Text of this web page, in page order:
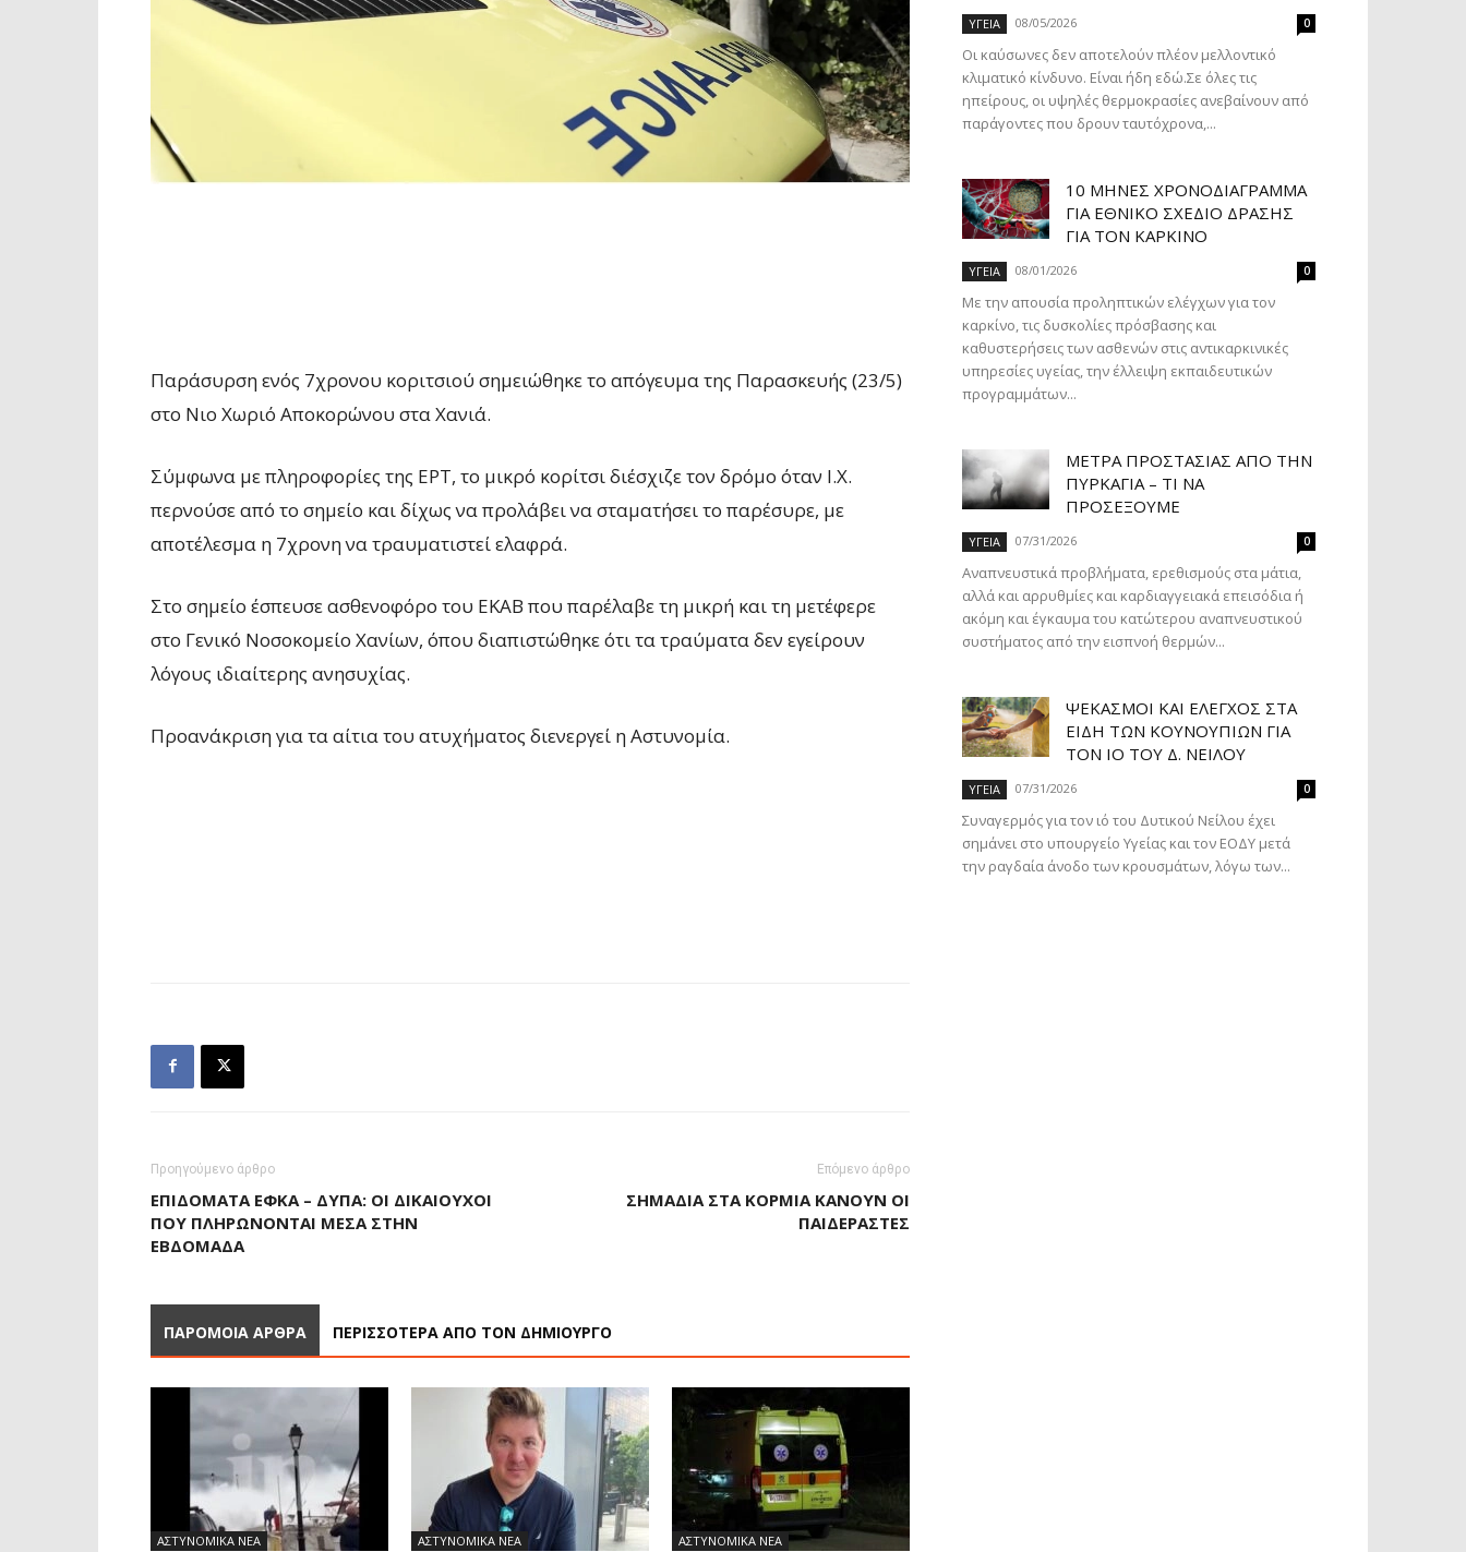
Παράσυρση ενός 7χρονου κοριτσιού σημειώθηκε το απόγευμα της Παρασκευής (23/5)
στο Νιο Χωριό Αποκορώνου στα Χανιά.
Σύμφωνα με πληροφορίες της ΕΡΤ, το μικρό κορίτσι διέσχιζε τον δρόμο όταν Ι.Χ.
περνούσε από το σημείο και δίχως να προλάβει να σταματήσει το παρέσυρε, με
αποτέλεσμα η 7χρονη να τραυματιστεί ελαφρά.
Στο σημείο έσπευσε ασθενοφόρο του ΕΚΑΒ που παρέλαβε τη μικρή και τη μετέφερε
στο Γενικό Νοσοκομείο Χανίων, όπου διαπιστώθηκε ότι τα τραύματα δεν εγείρουν
λόγους ιδιαίτερης ανησυχίας.
Προανάκριση για τα αίτια του ατυχήματος διενεργεί η Αστυνομία.
Προηγούμενο άρθρο
ΕΠΙΔΌΜΑΤΑ ΕΦΚΑ – ΔΥΠΑ: ΟΙ ΔΙΚΑΙΟΎΧΟΙ
ΠΟΥ ΠΛΗΡΏΝΟΝΤΑΙ ΜΈΣΑ ΣΤΗΝ
ΕΒΔΟΜΆΔΑ
Επόμενο άρθρο
ΣΗΜΆΔΙΑ ΣΤΑ ΚΟΡΜΙΆ ΚΆΝΟΥΝ ΟΙ
ΠΑΙΔΕΡΑΣΤΈΣ
ΠΑΡΟΜΟΙΑ ΑΡΘΡΑ ΠΕΡΙΣΣΟΤΕΡΑ ΑΠΟ ΤΟΝ ΔΗΜΙΟΥΡΓΟ
ΑΣΤΥΝΟΜΙΚΑ ΝΕΑ ΑΣΤΥΝΟΜΙΚΑ ΝΕΑ ΑΣΤΥΝΟΜΙΚΑ ΝΕΑ
ΥΓΕΙΑ 08/05/2026 0
Οι καύσωνες δεν αποτελούν πλέον μελλοντικό
κλιματικό κίνδυνο. Είναι ήδη εδώ.Σε όλες τις
ηπείρους, οι υψηλές θερμοκρασίες ανεβαίνουν από
παράγοντες που δρουν ταυτόχρονα,...
10 ΜΉΝΕΣ ΧΡΟΝΟΔΙΆΓΡΑΜΜΑ
ΓΙΑ ΕΘΝΙΚΌ ΣΧΈΔΙΟ ΔΡΆΣΗΣ
ΓΙΑ ΤΟΝ ΚΑΡΚΊΝΟ
ΥΓΕΙΑ 08/01/2026 0
Με την απουσία προληπτικών ελέγχων για τον
καρκίνο, τις δυσκολίες πρόσβασης και
καθυστερήσεις των ασθενών στις αντικαρκινικές
υπηρεσίες υγείας, την έλλειψη εκπαιδευτικών
προγραμμάτων...
ΜΈΤΡΑ ΠΡΟΣΤΑΣΊΑΣ ΑΠΌ ΤΗΝ
ΠΥΡΚΑΓΙΆ – ΤΙ ΝΑ
ΠΡΟΣΈΞΟΥΜΕ
ΥΓΕΙΑ 07/31/2026 0
Αναπνευστικά προβλήματα, ερεθισμούς στα μάτια,
αλλά και αρρυθμίες και καρδιαγγειακά επεισόδια ή
ακόμη και έγκαυμα του κατώτερου αναπνευστικού
συστήματος από την εισπνοή θερμών...
ΨΕΚΑΣΜΟΊ ΚΑΙ ΈΛΕΓΧΟΣ ΣΤΑ
ΕΊΔΗ ΤΩΝ ΚΟΥΝΟΥΠΙΏΝ ΓΙΑ
ΤΟΝ ΙΌ ΤΟΥ Δ. ΝΕΊΛΟΥ
ΥΓΕΙΑ 07/31/2026 0
Συναγερμός για τον ιό του Δυτικού Νείλου έχει
σημάνει στο υπουργείο Υγείας και τον ΕΟΔΥ μετά
την ραγδαία άνοδο των κρουσμάτων, λόγω των...